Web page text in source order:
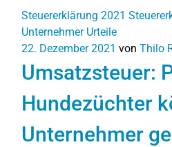
Steuererklärung 2021
Unternehmer Urteile
22. Dezember 2021 von Thilo
Umsatzsteuer:
Hundezüchter
Unternehmer